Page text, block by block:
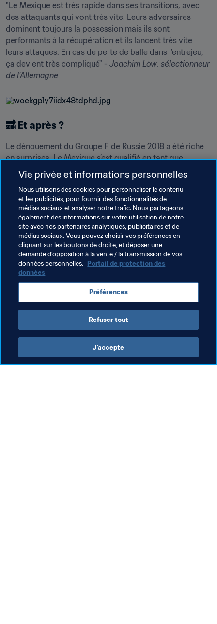
"Le Mexique est très rapide dans ses transitions, avec
des attaquants qui vont très vite. Leurs adversaires
dominent toujours la possession mais ils sont
performants à la récupération et ils lancent très vite
leurs attaques. En cas de perte de balle dans l’entrejeu,
ça devient très compliqué" - Joachim Löw, sélectionneur
de l’Allemagne
🔜 Et après ?
Le dénouement du Groupe F de Russie 2018 a été riche
en surprises. Le Mexique s’est qualifié en tant que
deuxième après avoir battu la République de Corée puis
s’être incliné 0-3 face à la Suède lors de la dernière
journée. En huitième de finale, il a perdu 2-0 contre le
Brésil.
L’Allemagne a quitté la compétition dès le premier tour,
en se contentant des trois points obtenus lors de sa
victoire face à la Suède.
Thèmes en lien
Germany Mexico
Vie privée et informations personnelles
Nous utilisons des cookies pour personnaliser le contenu
et les publicités, pour fournir des fonctionnalités de
médias sociaux et analyser notre trafic. Nous partageons
également des informations sur votre utilisation de notre
site avec nos partenaires analytiques, publicitaires et de
médias sociaux. Vous pouvez choisir vos préférences en
cliquant sur les boutons de droite, et déposer une
demande d’opposition à la vente / la transmission de vos
données personnelles. Portail de protection des
données
Préférences
Refuser tout
J’accepte